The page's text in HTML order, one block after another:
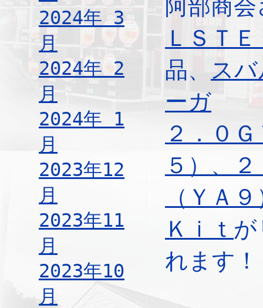
2024年 3
月
2024年 2
月
2024年 1
月
2023年12
月
2023年11
月
2023年10
月
阿部商
ＬＳＴ
品、 ス
ーガ
２．０
５）、
（ＹＡ
Ｋｉｔ
れます！